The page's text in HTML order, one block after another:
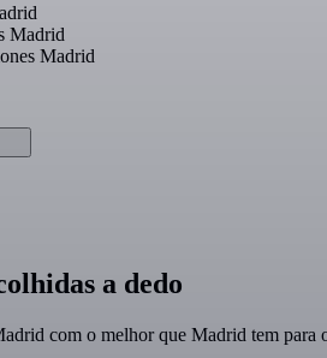
Madrid
Madrid
a dedo
com o melhor que Madrid tem para